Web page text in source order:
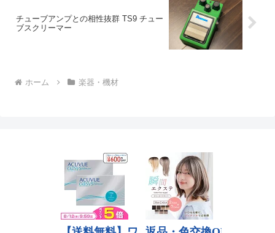
チューブアンプとの相性抜群 TS9 チュー
ブスクリーマー
ホーム 楽器・機材